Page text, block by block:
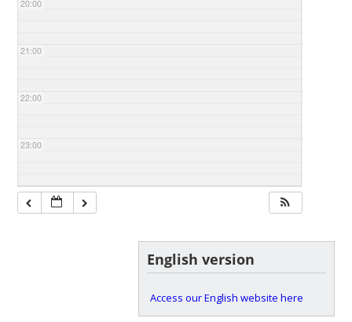
20:00
21:00
22:00
23:00
English version
Access our English website here